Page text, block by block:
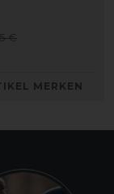
€
MERKEN